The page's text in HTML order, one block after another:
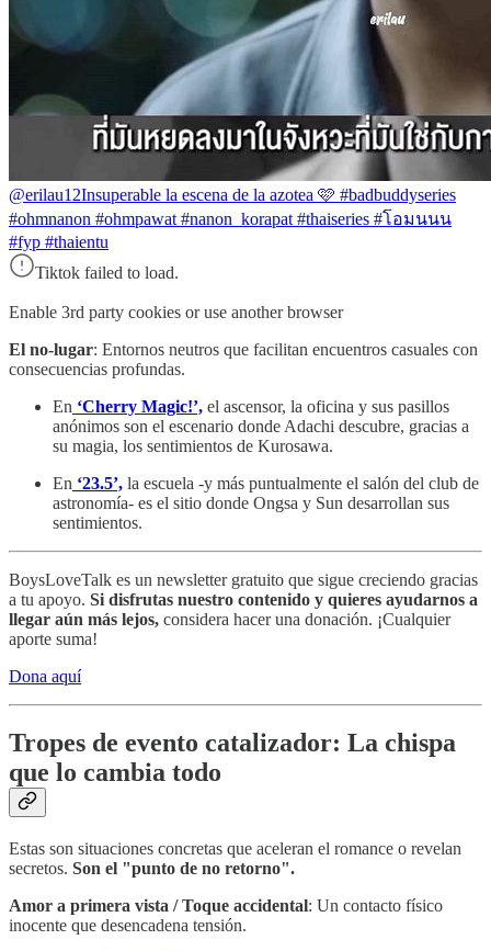
@erilau12Insuperable la escena de la azotea 🩷 #badbuddyseries
#ohmnanon #ohmpawat #nanon_korapat #thaiseries #โอมนนน
#fyp #thaientu
Tiktok failed to load.
Enable 3rd party cookies or use another browser
El no-lugar: Entornos neutros que facilitan encuentros casuales con
consecuencias profundas.
En ‘Cherry Magic!’, el ascensor, la oficina y sus pasillos
anónimos son el escenario donde Adachi descubre, gracias a
su magia, los sentimientos de Kurosawa.
En ‘23.5’, la escuela -y más puntualmente el salón del club de
astronomía- es el sitio donde Ongsa y Sun desarrollan sus
sentimientos.
BoysLoveTalk es un newsletter gratuito que sigue creciendo gracias
a tu apoyo. Si disfrutas nuestro contenido y quieres ayudarnos a
llegar aún más lejos, considera hacer una donación. ¡Cualquier
aporte suma!
Dona aquí
Tropes de evento catalizador: La chispa
que lo cambia todo
Estas son situaciones concretas que aceleran el romance o revelan
secretos. Son el "punto de no retorno".
Amor a primera vista / Toque accidental: Un contacto físico
inocente que desencadena tensión.